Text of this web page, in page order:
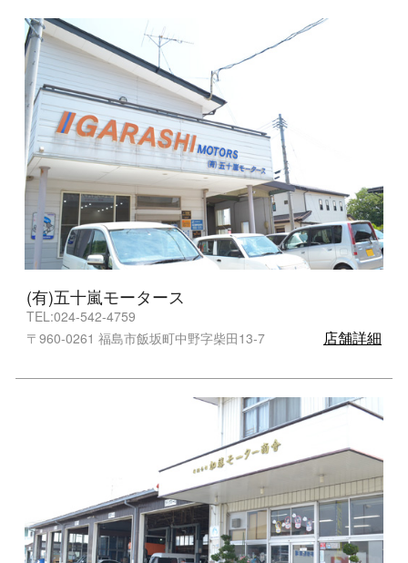
(有)五十嵐モータース
TEL:024-542-4759
〒960-0261 福島市飯坂町中野字柴田13-7
店舗詳細